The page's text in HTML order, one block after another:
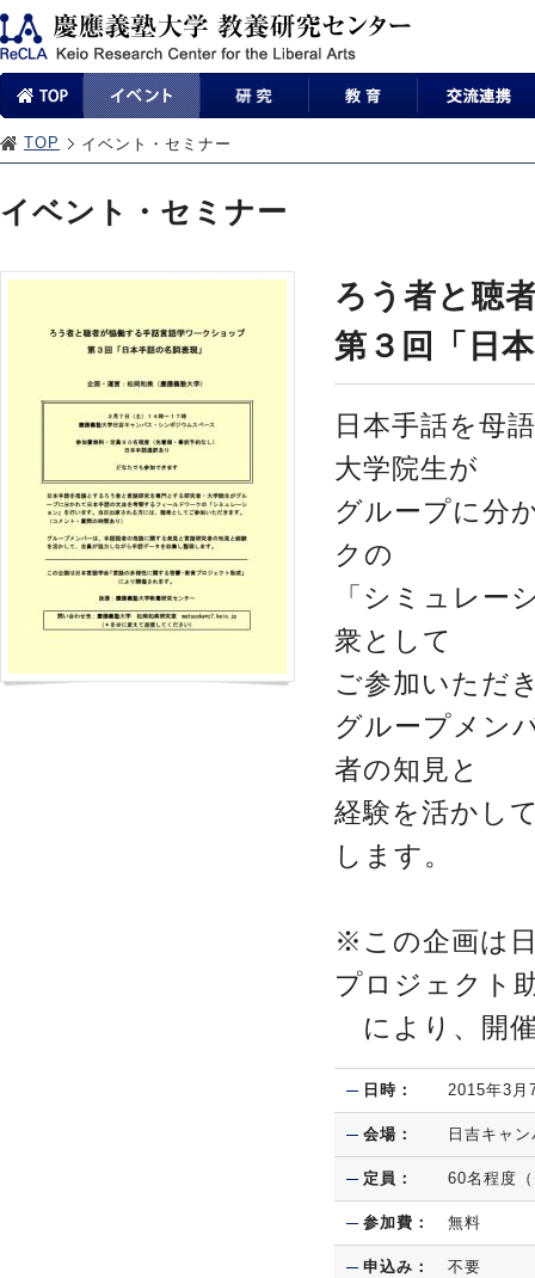
TOP イベント・セミナー
イベント・セミナー
ろう者と聴
第３回「日
日本手話を母
大学院生が
グループに分
クの
「シミュレー
衆として
ご参加いただ
グループメン
者の知見と
経験を活かし
します。
※この企画は
プロジェクト
により、開
日時： 2015年3
会場： 日吉キャ
定員： 60名程度
参加費： 無料
申込み： 不要